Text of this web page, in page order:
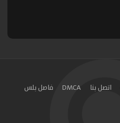
اتصل بنا DMCA فاصل بلس